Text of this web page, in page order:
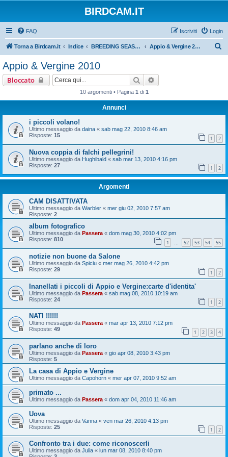
BIRDCAM.IT
FAQ Login
Iscriviti
Torna a Birdcam.it Indice BREEDING SEASON 2010 Appio & Vergine 2010
Appio & Vergine 2010
Bloccato Cerca
10 argomenti • Pagina 1 di 1
Annunci
i piccoli volano!
Ultimo messaggio da daina « sab mag 22, 2010 8:46 am
Risposte: 15 1 2
Nuova coppia di falchi pellegrini!
Ultimo messaggio da Hughibald « sab mar 13, 2010 4:16 pm
Risposte: 27 1 2
Argomenti
CAM DISATTIVATA
Ultimo messaggio da Warbler « mer giu 02, 2010 7:57 am
Risposte: 2
album fotografico
Ultimo messaggio da Passera « dom mag 30, 2010 4:02 pm
Risposte: 810 1 … 52 53 54 55
notizie non buone da Salone
Ultimo messaggio da Spiciu « mer mag 26, 2010 4:42 pm
Risposte: 29 1 2
Inanellati i piccoli di Appio e Vergine:carte d'identita'
Ultimo messaggio da Passera « sab mag 08, 2010 10:19 am
Risposte: 24 1 2
NATI !!!!!!
Ultimo messaggio da Passera « mar apr 13, 2010 7:12 pm
Risposte: 49 1 2 3 4
parlano anche di loro
Ultimo messaggio da Passera « gio apr 08, 2010 3:43 pm
Risposte: 5
La casa di Appio e Vergine
Ultimo messaggio da Capohorn « mer apr 07, 2010 9:52 am
primato ...
Ultimo messaggio da Passera « dom apr 04, 2010 11:46 am
Uova
Ultimo messaggio da Vanna « ven mar 26, 2010 4:13 pm
Risposte: 25 1 2
Confronto tra i due: come riconoscerli
Ultimo messaggio da Julia « lun mar 08, 2010 8:40 pm